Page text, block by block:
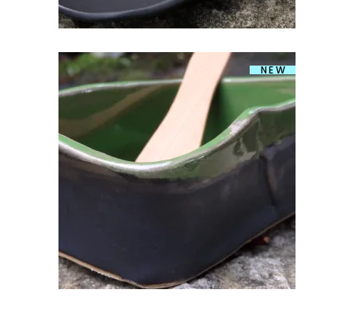
NEW
VÕIPAKIHOIDJA
€20.00